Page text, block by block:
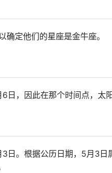
定他们的星座是金牛座。
，因此在那个时间点，太
日。根据公历日期，5月3